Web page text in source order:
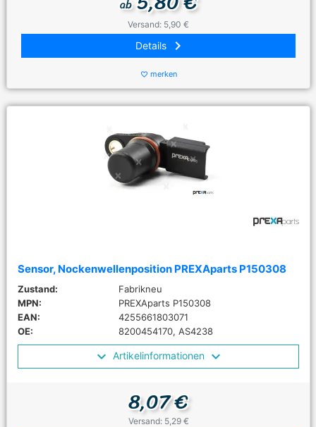
ab
Versand: 5,90 €
Details keyboard_arrow_right
favorite_border merken
Sensor, Nockenwellenposition PREXAparts P150308
Zustand:
Fabrikneu
MPN:
PREXAparts P150308
EAN:
4255661803071
OE:
8200454170, AS4238
Artikelinformationen
8,07 €
Versand: 5,29 €